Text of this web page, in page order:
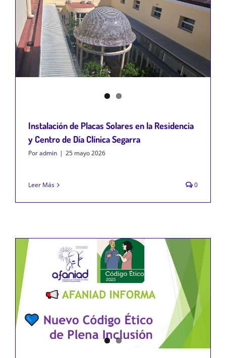
Instalación de Placas Solares en la Residencia
y Centro de Día Clínica Segarra
Poradmin | 25 mayo 2026
Leer Más 0